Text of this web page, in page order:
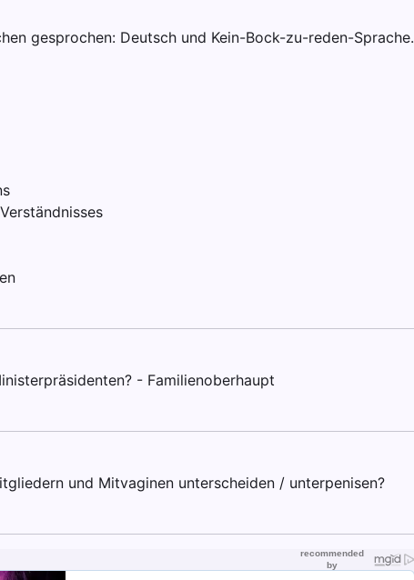
gesprochen: Deutsch und Kein-Bock-zu-reden-Sprache.
- Familienoberhaupt
und Mitvaginen unterscheiden / unterpenisen?